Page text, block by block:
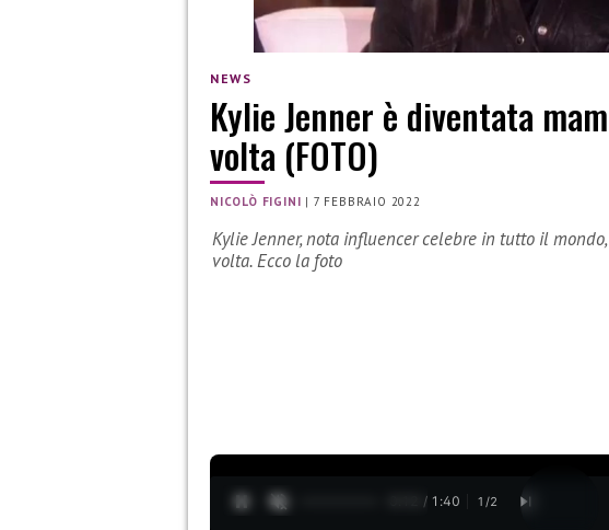
NEWS
Kylie Jenner è diventata
volta (FOTO)
NICOLÒ FIGINI | 7 FEBBRAIO 2022
Kylie Jenner, nota influencer celebre in tutto il
volta. Ecco la foto
0:13 / 1:40 1 /2